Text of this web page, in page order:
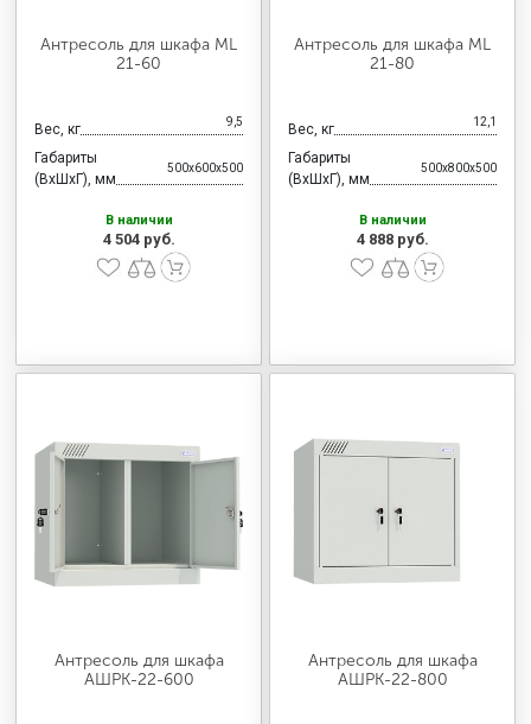
Антресоль для шкафа ML
21-60
Вес, кг 9,5
Габариты
(ВхШхГ), мм
500x600x500
В наличии
4 504 руб.
Антресоль для шкафа ML
21-80
Вес, кг 12,1
Габариты
(ВхШхГ), мм
500x800x500
В наличии
4 888 руб.
Антресоль для шкафа
АШРК-22-600
Антресоль для шкафа
АШРК-22-800